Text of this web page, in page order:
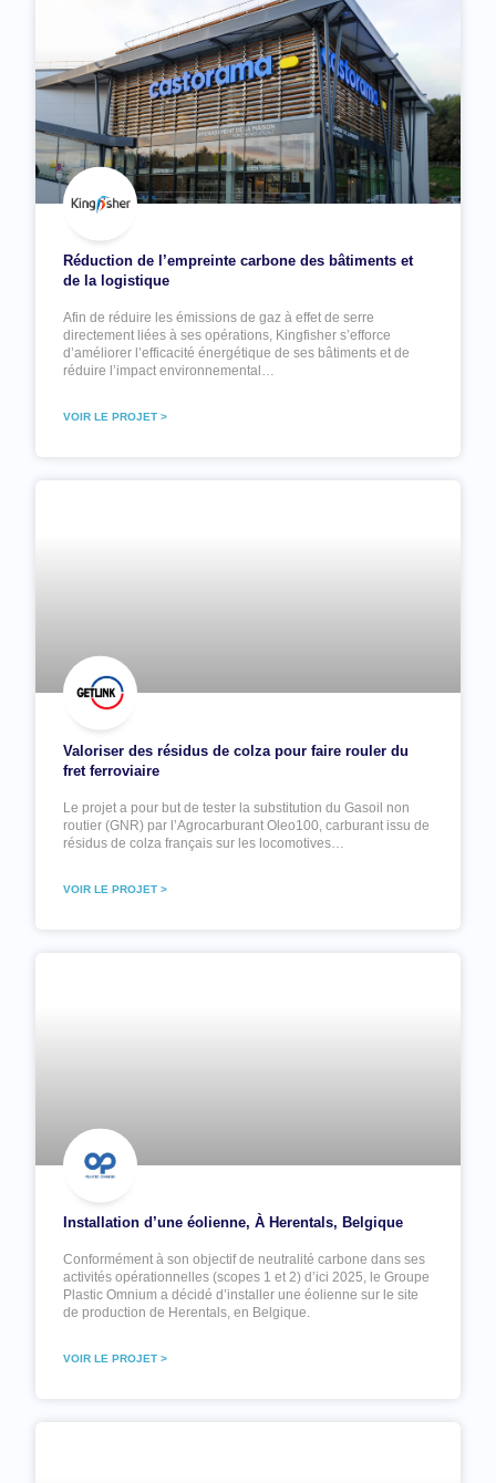
Réduction de l’empreinte carbone des bâtiments et
de la logistique
Afin de réduire les émissions de gaz à effet de serre
directement liées à ses opérations, Kingfisher s’efforce
d’améliorer l’efficacité énergétique de ses bâtiments et de
réduire l’impact environnemental…
VOIR LE PROJET >
Valoriser des résidus de colza pour faire rouler du
fret ferroviaire
Le projet a pour but de tester la substitution du Gasoil non
routier (GNR) par l’Agrocarburant Oleo100, carburant issu de
résidus de colza français sur les locomotives…
VOIR LE PROJET >
Installation d’une éolienne, À Herentals, Belgique
Conformément à son objectif de neutralité carbone dans ses
activités opérationnelles (scopes 1 et 2) d’ici 2025, le Groupe
Plastic Omnium a décidé d’installer une éolienne sur le site
de production de Herentals, en Belgique.
VOIR LE PROJET >